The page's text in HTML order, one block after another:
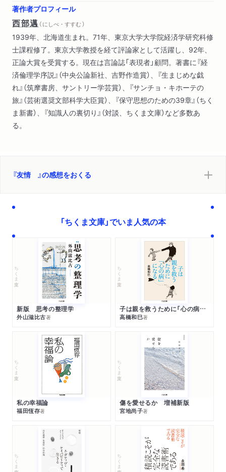
著作者プロフィール
西部邁 （ にしべ・すすむ ）
1939年、北海道生まれ。71年、東京大学大学院経済学研究科修
士課程修了。東京大学教授を経て評論家として活躍し、92年、
正論大賞を受賞する。現在は言論誌「表現者」顧問。著書に『経
済倫理学序説』（中央公論新社、吉野作造賞）、『生まじめな戯
れ』（筑摩書房、サントリー学芸賞）、『サンチョ・キホーテの
旅』（芸術選奨文部科学大臣賞）、『保守思想のための39章』（ちく
ま新書）、『知識人の裏切り』（対談、ちくま文庫）など多数あ
る。
『友情 』の感想をおくる
「ちくま文庫」でいま人気の本
ちくま文庫
新版 思考の整理学
外山滋比古著
ちくま文庫
子は親を救うために「心の病」になる
高橋和巳著
ちくま文庫
私の幸福論
福田恆存著
ちくま文庫
傷を愛せるか 増補新版
宮地尚子著
ちくま文庫 ちくま文庫